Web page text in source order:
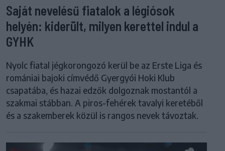
Saját nevelésű fiatalok a légiósok
helyén: kiderült, milyen kerettel indul a
GYHK
Nyolc fiatal jégkorongozó kerül be az Erste Liga és
romániai bajoki címvédő Gyergyói Hoki Klub
csapatába, és hazai edzők dolgoznak mostantól a
szakmai stábban. A piros-fehérek tavalyi keretéből
és a szakemberek közül is rangos nevek távoztak.